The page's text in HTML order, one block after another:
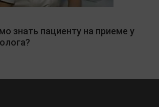
знать пациенту на приеме у